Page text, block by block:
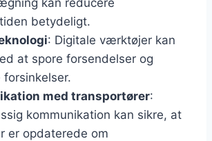
betydeligt.
: Digitale værktøjer kan
at spore forsendelser og
med transportører:
kommunikation kan sikre, at
er opdaterede om